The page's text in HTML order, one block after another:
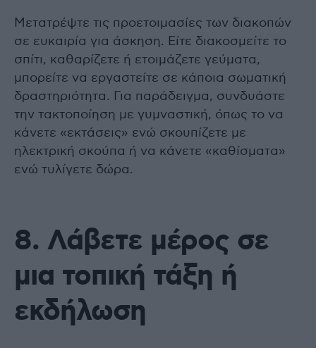
Μετατρέψτε τις προετοιμασίες των διακοπών
σε ευκαιρία για άσκηση. Είτε διακοσμείτε το
σπίτι, καθαρίζετε ή ετοιμάζετε γεύματα,
μπορείτε να εργαστείτε σε κάποια σωματική
δραστηριότητα. Για παράδειγμα, συνδυάστε
την τακτοποίηση με γυμναστική, όπως το να
κάνετε «εκτάσεις» ενώ σκουπίζετε με
ηλεκτρική σκούπα ή να κάνετε «καθίσματα»
ενώ τυλίγετε δώρα.
8. Λάβετε μέρος σε
μια τοπική τάξη ή
εκδήλωση